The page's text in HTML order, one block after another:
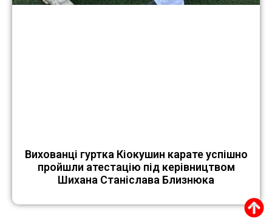
Вихованці гуртка Кіокушин карате успішно
пройшли атестацію під керівництвом
Шихана Станіслава Близнюка